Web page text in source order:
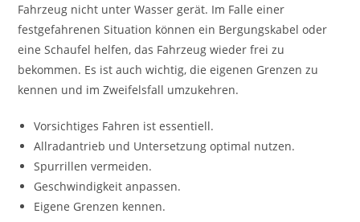
Fahrzeug nicht unter Wasser gerät. Im Falle einer
festgefahrenen Situation können ein Bergungskabel oder
eine Schaufel helfen, das Fahrzeug wieder frei zu
bekommen. Es ist auch wichtig, die eigenen Grenzen zu
kennen und im Zweifelsfall umzukehren.
Vorsichtiges Fahren ist essentiell.
Allradantrieb und Untersetzung optimal nutzen.
Spurrillen vermeiden.
Geschwindigkeit anpassen.
Eigene Grenzen kennen.